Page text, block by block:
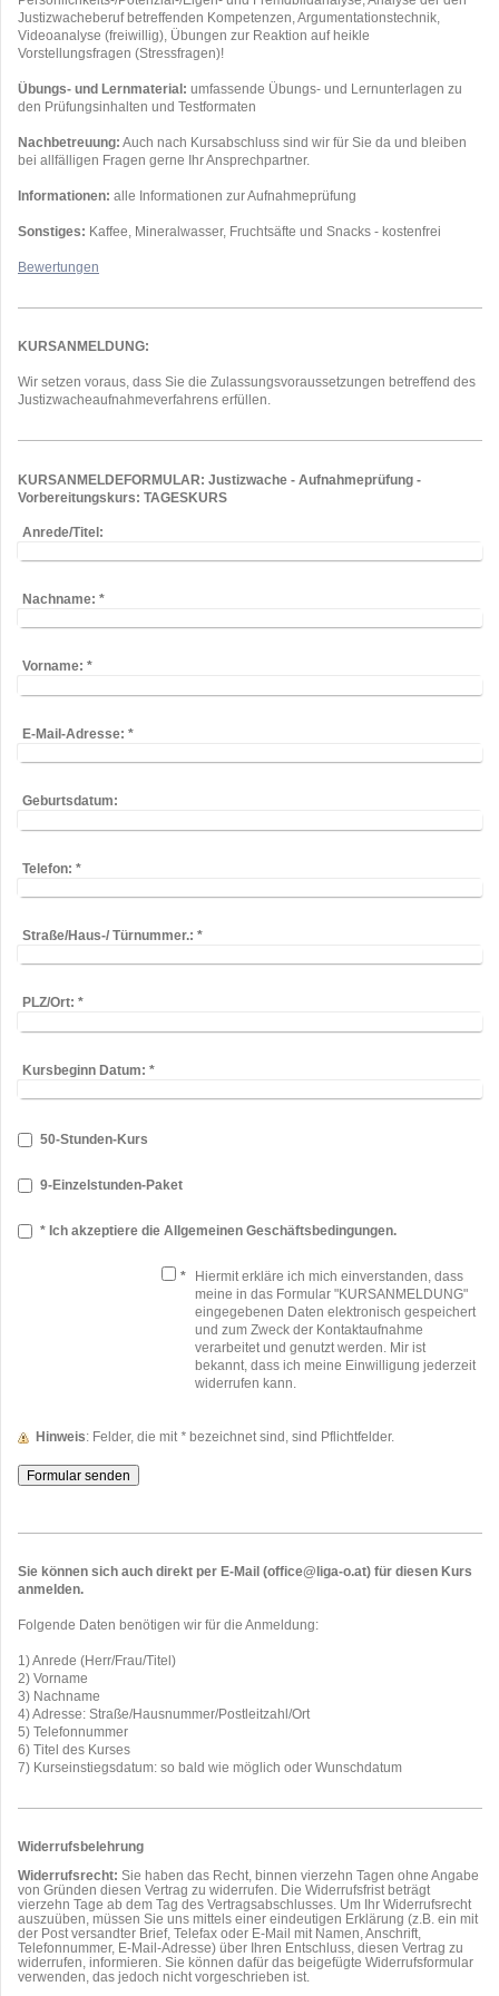
Justizwacheberuf betreffenden Kompetenzen, Argumentationstechnik,
Videoanalyse (freiwillig), Übungen zur Reaktion auf heikle
Vorstellungsfragen (Stressfragen)!
Übungs- und Lernmaterial: umfassende Übungs- und Lernunterlagen zu
den Prüfungsinhalten und Testformaten
Nachbetreuung: Auch nach Kursabschluss sind wir für Sie da und bleiben
bei allfälligen Fragen gerne Ihr Ansprechpartner.
Informationen: alle Informationen zur Aufnahmeprüfung
Sonstiges: Kaffee, Mineralwasser, Fruchtsäfte und Snacks - kostenfrei
Bewertungen
KURSANMELDUNG:
Wir setzen voraus, dass Sie die Zulassungsvoraussetzungen betreffend des
Justizwacheaufnahmeverfahrens erfüllen.
KURSANMELDEFORMULAR: Justizwache - Aufnahmeprüfung -
Vorbereitungskurs: TAGESKURS
Anrede/Titel:
Nachname: *
Vorname: *
E-Mail-Adresse: *
Geburtsdatum:
Telefon: *
Straße/Haus-/ Türnummer.: *
PLZ/Ort: *
Kursbeginn Datum: *
50-Stunden-Kurs
9-Einzelstunden-Paket
* Ich akzeptiere die Allgemeinen Geschäftsbedingungen.
*
Hiermit erkläre ich mich einverstanden, dass
meine in das Formular "KURSANMELDUNG"
eingegebenen Daten elektronisch gespeichert
und zum Zweck der Kontaktaufnahme
verarbeitet und genutzt werden. Mir ist
bekannt, dass ich meine Einwilligung jederzeit
widerrufen kann.
Hinweis : Felder, die mit * bezeichnet sind, sind Pflichtfelder.
Sie können sich auch direkt per E-Mail (office@liga-o.at) für diesen Kurs
anmelden.
Folgende Daten benötigen wir für die Anmeldung:
1) Anrede (Herr/Frau/Titel)
2) Vorname
3) Nachname
4) Adresse: Straße/Hausnummer/Postleitzahl/Ort
5) Telefonnummer
6) Titel des Kurses
7) Kurseinstiegsdatum: so bald wie möglich oder Wunschdatum
Widerrufsbelehrung
Widerrufsrecht: Sie haben das Recht, binnen vierzehn Tagen ohne Angabe
von Gründen diesen Vertrag zu widerrufen. Die Widerrufsfrist beträgt
vierzehn Tage ab dem Tag des Vertragsabschlusses. Um Ihr Widerrufsrecht
auszuüben, müssen Sie uns mittels einer eindeutigen Erklärung (z.B. ein mit
der Post versandter Brief, Telefax oder E-Mail mit Namen, Anschrift,
Telefonnummer, E-Mail-Adresse) über Ihren Entschluss, diesen Vertrag zu
widerrufen, informieren. Sie können dafür das beigefügte Widerrufsformular
verwenden, das jedoch nicht vorgeschrieben ist.